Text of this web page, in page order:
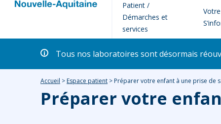
Patient /
Démarches et
services
Tous nos laboratoires sont désormais
Accueil > Espace patient > Préparer votre enfant à une prise de
Préparer votre